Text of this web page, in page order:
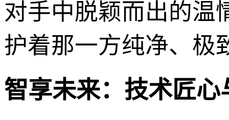
对手中脱颖而出的温
护着那一方纯净、极
智享未来：技术匠